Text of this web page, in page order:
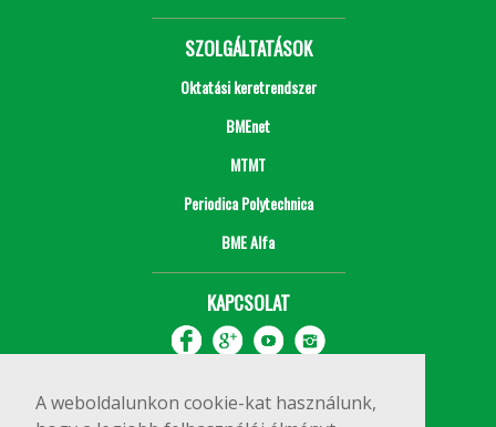
A weboldalunkon cookie-kat használunk,
SZOLGÁLTATÁSOK
Oktatási keretrendszer
BMEnet
MTMT
Periodica Polytechnica
BME Alfa
KAPCSOLAT